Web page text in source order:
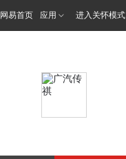
网易首页 应用 进入关怀模式